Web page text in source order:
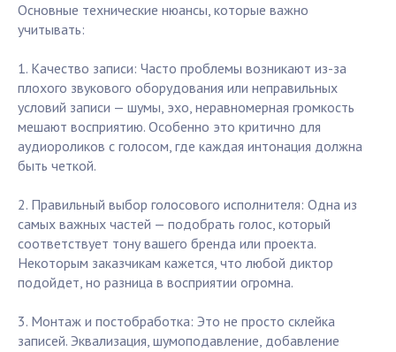
Основные технические нюансы, которые важно
учитывать:
1. Качество записи: Часто проблемы возникают из-за
плохого звукового оборудования или неправильных
условий записи — шумы, эхо, неравномерная громкость
мешают восприятию. Особенно это критично для
аудиороликов с голосом, где каждая интонация должна
быть четкой.
2. Правильный выбор голосового исполнителя: Одна из
самых важных частей — подобрать голос, который
соответствует тону вашего бренда или проекта.
Некоторым заказчикам кажется, что любой диктор
подойдет, но разница в восприятии огромна.
3. Монтаж и постобработка: Это не просто склейка
записей. Эквализация, шумоподавление, добавление